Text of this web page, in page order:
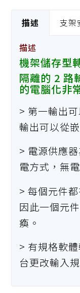
描述 支架
描述
機架儲存型
隔離的 2 路
的電腦化非
> 第一輸出
輸出可以從
> 電源供應
電方式，無
> 每個元件
因此一個元
瘓。
> 有規格軟
台更改輸入